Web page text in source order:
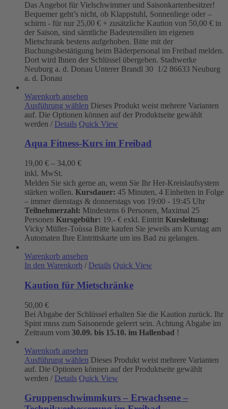
Das Angebot für Vielschwimmer und Saisonkartenbesitzer!
Bequemer geht’s nicht, ob Klappstuhl, Sonnenliege oder –
schirm - für nur 25,00 € + zusätzliche Kaution von 50,00 € in
der Saison, sind sämtliche Badeutensilien im eigenen
Mietschrank bestens aufgehoben. Bitte mit der
Buchungsbestätigung beim Bäderpersonal im Freibad melden.
Dort wird Ihnen der Schlüssel übergeben. Stadtwerke
Neuburg a. d. Donau Unterer Brandl 30 1/2 86633 Neuburg
a. d. Donau
Warenkorb ansehen
Ausführung wählen Dieses Produkt weist mehrere Varianten
auf. Die Optionen können auf der Produktseite gewählt
werden / Details Quick View
Aqua Fitness-Kurs im Freibad
19,00 € – 34,00 €
inkl. MwSt.
Melden Sie sich gerne an, wenn Sie Ihr Her-Kreislaufsystem
stärken wollen. Kursdauer: 45 Minuten, 4 Einheiten in Folge
– immer dienstags & donnerstags von 19:00 - 19:45 Uhr
Teilnehmerzahl: Mindestens 6 Personen, Maximal 25
Personen Kursgebühr: 19.- € exkl. Eintritt Kursleitung:
Vicky Müller-Toùssa Bitte kaufen Sie jeweils am Kurstag am
Automaten Ihre Eintrittskarte um ins Bad zu gelangen.
Warenkorb ansehen
In den Warenkorb / Details Quick View
Kaution für Mietschränke
50,00 €
Bei Abgabe der Schlüssel erhalten Sie die Kaution zurück. Ihr
Spint muss zum Saisonende geleert sein. Achtung Abgabe im
Zeitraum vom 30.09. bis 15.10. im Hallenbad !
Warenkorb ansehen
Ausführung wählen Dieses Produkt weist mehrere Varianten
auf. Die Optionen können auf der Produktseite gewählt
werden / Details Quick View
Gruppenschwimmkurs – Erwachsene –